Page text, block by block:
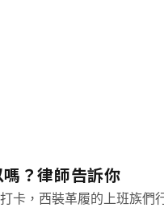
？律師告訴你
卡，西裝革履的上班族們